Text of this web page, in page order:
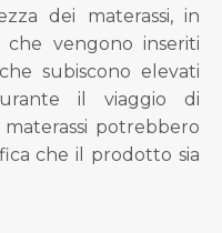
dei materassi, in
vengono inseriti
subiscono elevati
il viaggio di
potrebbero
che il prodotto sia